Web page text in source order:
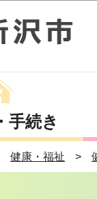
手続き
健康・福祉